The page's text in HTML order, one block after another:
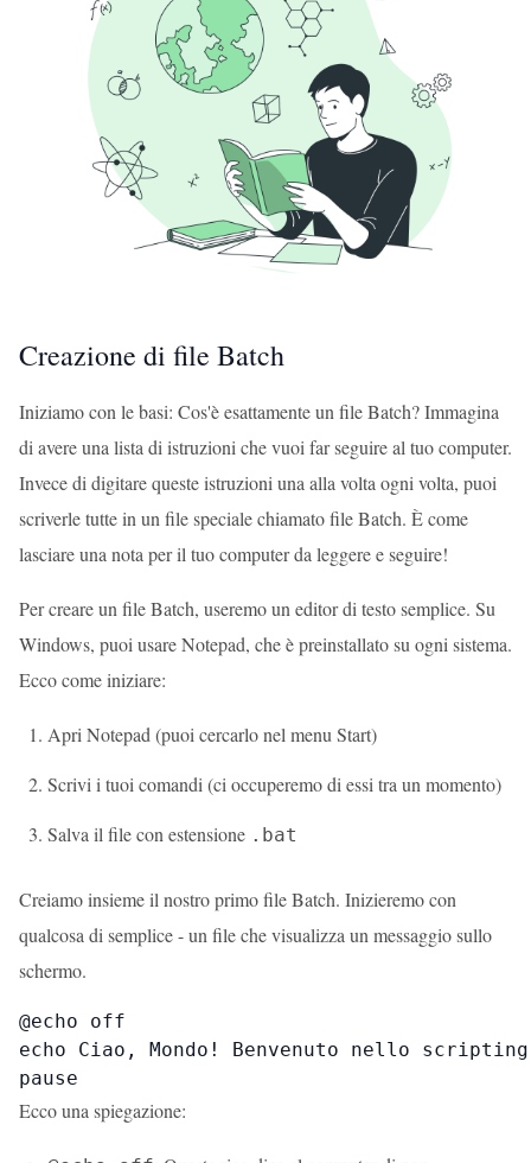
Creazione di file Batch
Iniziamo con le basi: Cos'è esattamente un file Batch? Immagina
di avere una lista di istruzioni che vuoi far seguire al tuo computer.
Invece di digitare queste istruzioni una alla volta ogni volta, puoi
scriverle tutte in un file speciale chiamato file Batch. È come
lasciare una nota per il tuo computer da leggere e seguire!
Per creare un file Batch, useremo un editor di testo semplice. Su
Windows, puoi usare Notepad, che è preinstallato su ogni sistema.
Ecco come iniziare:
Apri Notepad (puoi cercarlo nel menu Start)
Scrivi i tuoi comandi (ci occuperemo di essi tra un momento)
Salva il file con estensione .bat
Creiamo insieme il nostro primo file Batch. Inizieremo con
qualcosa di semplice - un file che visualizza un messaggio sullo
schermo.
@echo off
echo Ciao, Mondo! Benvenuto nello
pause
Ecco una spiegazione: